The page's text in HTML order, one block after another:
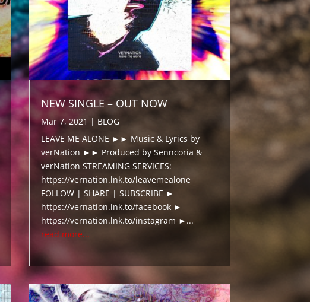
NEW SINGLE – OUT NOW
Mar 7, 2021 | BLOG
LEAVE ME ALONE ►► Music & Lyrics by
verNation ►► Produced by Senncoria &
verNation STREAMING SERVICES:
https://vernation.lnk.to/leavemealone
FOLLOW | SHARE | SUBSCRIBE ►
https://vernation.lnk.to/facebook ►
https://vernation.lnk.to/instagram ►...
read more...